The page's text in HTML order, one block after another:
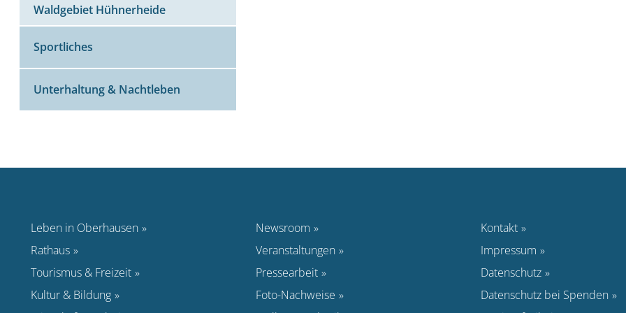
Waldgebiet Hühnerheide
Sportliches
Unterhaltung & Nachtleben
Leben in Oberhausen
Rathaus
Tourismus & Freizeit
Kultur & Bildung
Newsroom
Veranstaltungen
Pressearbeit
Foto-Nachweise
Kontakt
Impressum
Datenschutz
Datenschutz bei Spenden